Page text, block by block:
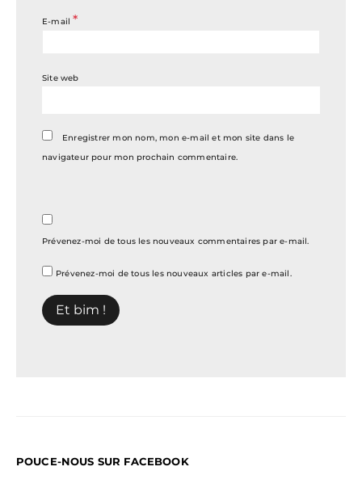
E-mail*
Site web
Enregistrer mon nom, mon e-mail et mon site dans le
navigateur pour mon prochain commentaire.
Prévenez-moi de tous les nouveaux commentaires par e-mail.
Prévenez-moi de tous les nouveaux articles par e-mail.
POUCE-NOUS SUR FACEBOOK